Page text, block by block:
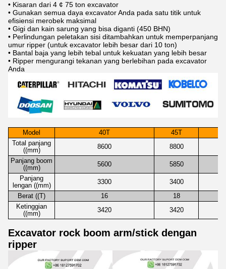
• Kisaran dari 4 ¢ 75 ton excavator
• Gunakan semua daya excavator Anda pada satu titik untuk
efisiensi merobek maksimal
• Gigi dan kain sarung yang bisa diganti (450 BHN)
• Perlindungan peletakan sisi ditambahkan untuk memperpanjang
umur ripper (untuk excavator lebih besar dari 10 ton)
• Bantal baja yang lebih tebal untuk kekuatan yang lebih besar
• Ripper mengurangi tekanan yang berlebihan pada excavator
Anda
Model 40T
45T
Total panjang
((mm)
8600
8800
Panjang boom
((mm)
5600
5850
Panjang
lengan ((mm)
3300
3400
Berat ((T)
16
18
Ketinggian
((mm)
3420 3420
Excavator rock boom arm/stick dengan
ripper